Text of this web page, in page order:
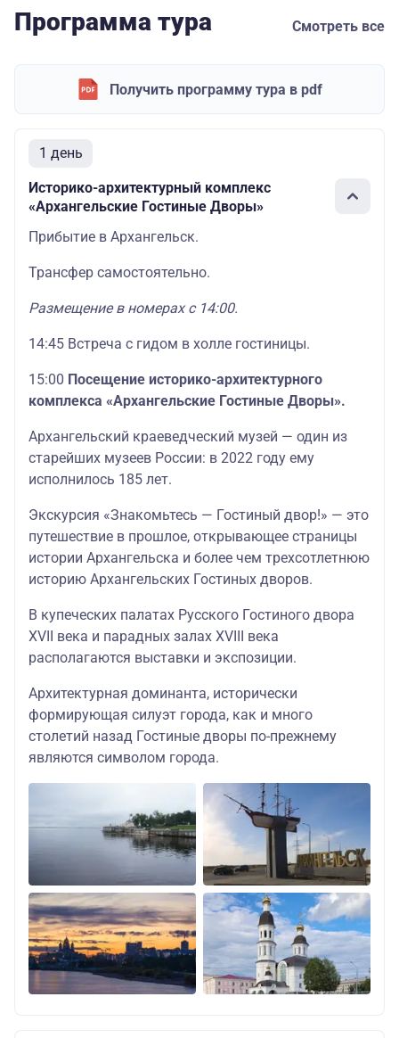
Программа тура Смотреть все
Получить программу тура в pdf
1 день
Историко-архитектурный комплекс
«Архангельские Гостиные Дворы»
Прибытие в Архангельск.
Трансфер самостоятельно.
Размещение в номерах с 14:00.
14:45 Встреча с гидом в холле гостиницы.
15:00 Посещение историко-архитектурного
комплекса «Архангельские Гостиные Дворы».
Архангельский краеведческий музей — один из
старейших музеев России: в 2022 году ему
исполнилось 185 лет.
Экскурсия «Знакомьтесь — Гостиный двор!» — это
путешествие в прошлое, открывающее страницы
истории Архангельска и более чем трехсотлетнюю
историю Архангельских Гостиных дворов.
В купеческих палатах Русского Гостиного двора
XVII века и парадных залах XVIII века
располагаются выставки и экспозиции.
Архитектурная доминанта, исторически
формирующая силуэт города, как и много
столетий назад Гостиные дворы по-прежнему
являются символом города.